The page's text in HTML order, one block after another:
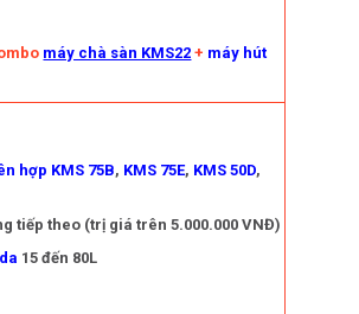
máy chà sàn KMS22 + máy hút
hợp KMS 75B, KMS 75E, KMS 50D,
tiếp theo (trị giá trên 5.000.000 VNĐ)
15 đến 80L